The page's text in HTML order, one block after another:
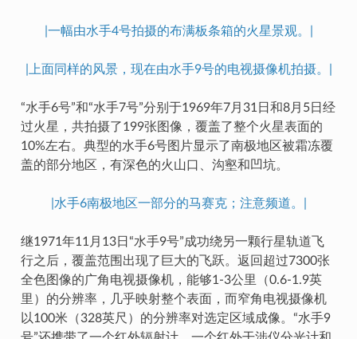
|一幅由水手4号拍摄的布满板条箱的火星景观。|
|上面同样的风景，现在由水手9号的电视摄像机拍摄。|
“水手6号”和“水手7号”分别于1969年7月31日和8月5日经
过火星，共拍摄了199张图像，覆盖了整个火星表面的
10%左右。典型的水手6号图片显示了南极地区被霜冻覆
盖的部分地区，有深色的火山口、沟壑和凹坑。
|水手6南极地区一部分的马赛克；注意频道。|
继1971年11月13日“水手9号”成功绕另一颗行星轨道飞
行之后，覆盖范围出现了巨大的飞跃。返回超过7300张
全色图像的广角电视摄像机，能够1-3公里（0.6-1.9英
里）的分辨率，几乎映射整个表面，而窄角电视摄像机
以100米（328英尺）的分辨率对选定区域成像。“水手9